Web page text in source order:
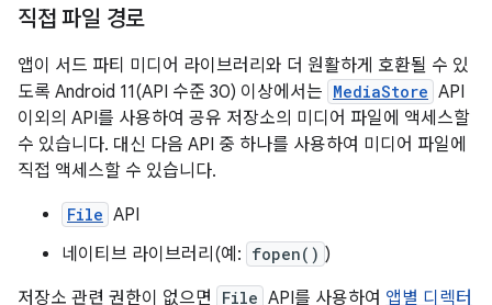
직접 파일 경로
앱이 서드 파티 미디어 라이브러리와 더 원활하게 호환될 수 있
도록 Android 11(API 수준 30) 이상에서는 MediaStore API
이외의 API를 사용하여 공유 저장소의 미디어 파일에 액세스할
수 있습니다. 대신 다음 API 중 하나를 사용하여 미디어 파일에
직접 액세스할 수 있습니다.
File API
네이티브 라이브러리(예: fopen() )
저장소 관련 권한이 없으면
File API를 사용하여 앱별 디렉터